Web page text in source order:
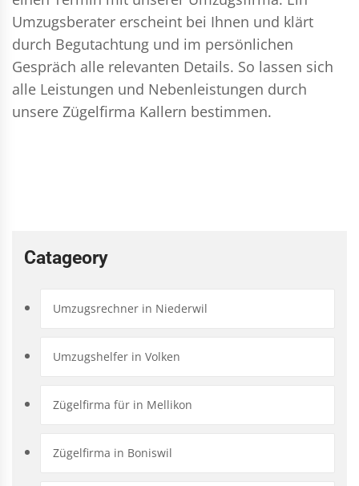
Umzugsberater erscheint bei Ihnen und klärt
durch Begutachtung und im persönlichen
Gespräch alle relevanten Details. So lassen sich
alle Leistungen und Nebenleistungen durch
unsere Zügelfirma Kallern bestimmen.
Catageory
Umzugsrechner in Niederwil
Umzugshelfer in Volken
Zügelfirma für in Mellikon
Zügelfirma in Boniswil